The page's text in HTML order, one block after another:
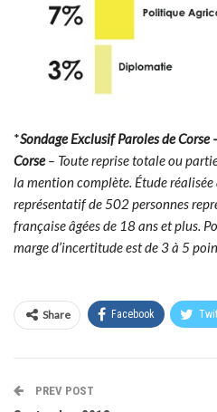
*Sondage Exclusif Paroles de
Corse– Toute reprise totale ou
la mention complète. Étude
représentatif de 502 personnes
française âgées de 18 ans et plus.
marge d’incertitude est de 3 à 5
Share Facebook
PREV POST